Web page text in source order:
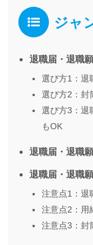
ジャ
退職届・退職
選び方1：退
選び方2：封
選び方3：退
もOK
退職届・退職
退職届・退職
注意点1：退
注意点2：用
注意点3：封